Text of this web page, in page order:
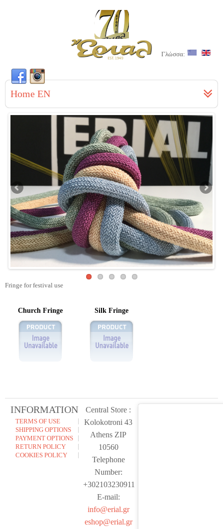
Γλώσσα:
Home EN
Fringe for festival use
Church Fringe Silk Fringe
INFORMATION
TERMS OF USE
SHIPPING OPTIONS
PAYMENT OPTIONS
RETURN POLICY
COOKIES POLICY
Central Store :
Kolokotroni 43
Athens ZIP
10560
Telephone
Number:
+302103230911
E-mail:
info@erial.gr
eshop@erial.gr